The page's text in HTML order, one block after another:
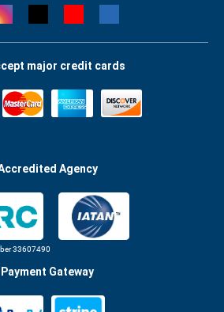
major credit cards
Agency
33607490
Payment Gateway